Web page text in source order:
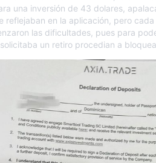
una inversión de 43 dolares,
reflejaban en la aplicación, pero
las dificultades, pues para
un retiro procedian a